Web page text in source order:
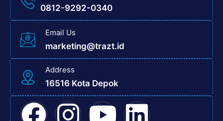
0812-9292-0340
Email Us
marketing@trazt.id
Address
16516 Kota Depok